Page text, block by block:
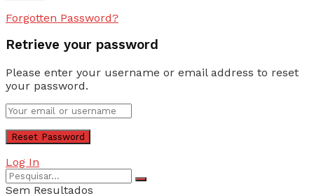
Forgotten Password?
Retrieve your password
Please enter your username or email address to reset
your password.
Log In
Sem Resultados